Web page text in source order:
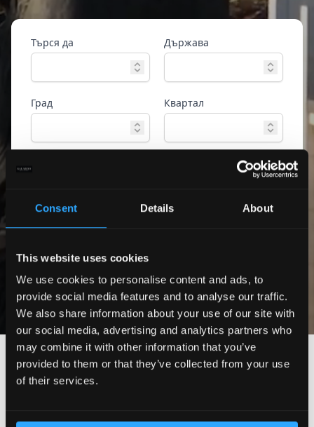
Consent Details About
This website uses cookies
We use cookies to personalise content and ads, to
provide social media features and to analyse our traffic.
We also share information about your use of our site with
our social media, advertising and analytics partners who
may combine it with other information that you’ve
provided to them or that they’ve collected from your use
of their services.
Търся да Държава
Град Квартал
Референтен номер
Търсене
Само екслузивни
оферти